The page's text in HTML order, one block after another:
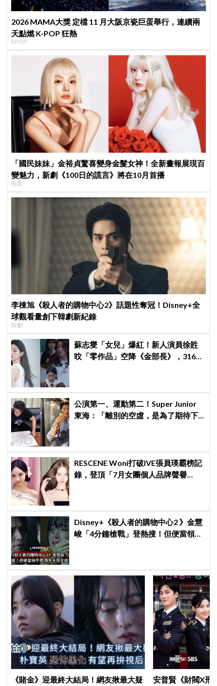
2026 MAMA大獎 定檔 11 月大阪京瓷巨蛋舉行，連續兩
天點燃 K-POP 狂熱
KPOP
「國民妹妹」金裕貞驚喜變身金髮女神！全新畫報展現百
變魅力，新劇《100日的謊言》將在10月首播
明星
李棟旭《殺人者的購物中心2》話題性奪冠！Disney+全
球觀看量創下韓劇新紀錄
韓劇
蘇志燮「女兒」爆紅！新人演員徐貹
旼「零作品」空降《金部長》，316萬
公演第一、運動第二！Super Junior
東海：「離別的空虛，是為了期待下
RESCENE Woni打破IVE張員瑛霸榜記
錄，登頂「7月女團個人品牌聲譽
Disney+《殺人者的購物中心2 》金慧
峻「4分鐘槍戰」登熱搜！但便當領不
《賭金》迎最終大結局！網友揪最大疑
安普賢《財閥X刑